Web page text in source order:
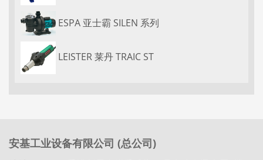
ESPA 亚士霸 SILEN 系列
LEISTER 莱丹 TRAIC ST
安基工业设备有限公司 (总公司)